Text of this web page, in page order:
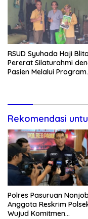
RSUD Syuhada Haji
Pererat Silaturahmi
Pasien Melalui Program
Rekomendasi
Polres Pasuruan
Anggota Reskrim
Wujud Komitmen